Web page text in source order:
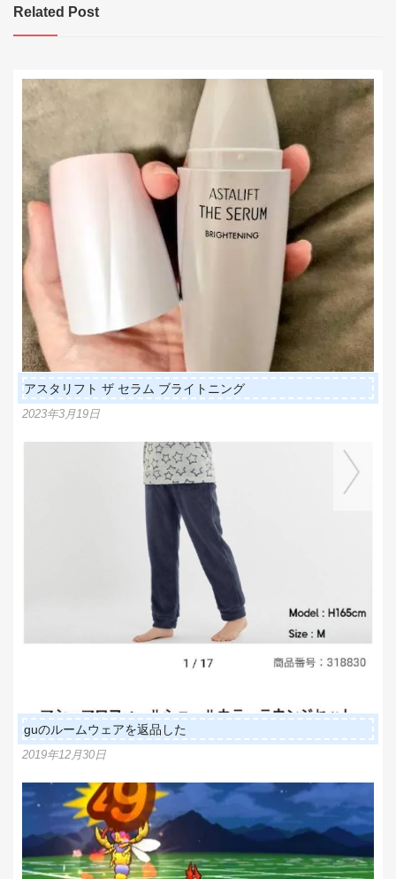
ビ
ゲ
シ
ョ
ン
Related Post
アスタリフト ザ セラム ブライトニング
2023年3月19日
guのルームウェアを返品した
2019年12月30日